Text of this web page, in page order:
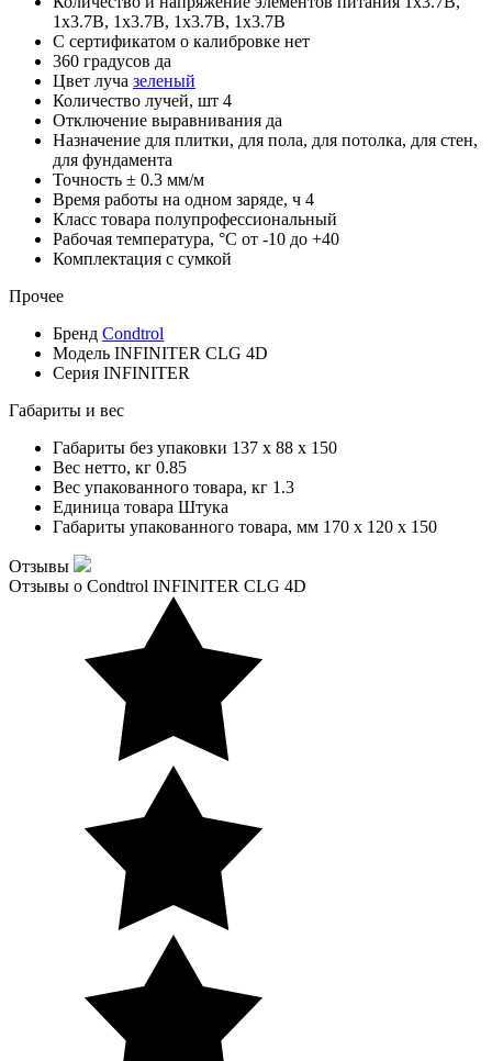
1х3.7В, 1х3.7В, 1х3.7В, 1х3.7В
С сертификатом о калибровке нет
360 градусов да
Цвет луча зеленый
Количество лучей, шт 4
Отключение выравнивания да
Назначение для плитки, для пола, для потолка, для стен,
для фундамента
Точность ± 0.3 мм/м
Время работы на одном заряде, ч 4
Класс товара полупрофессиональный
Рабочая температура, °С от -10 до +40
Комплектация с сумкой
Прочее
Бренд Condtrol
Модель INFINITER CLG 4D
Серия INFINITER
Габариты и вес
Габариты без упаковки 137 x 88 x 150
Вес нетто, кг 0.85
Вес упакованного товара, кг 1.3
Единица товара Штука
Габариты упакованного товара, мм 170 x 120 x 150
Отзывы
Отзывы о Condtrol INFINITER CLG 4D